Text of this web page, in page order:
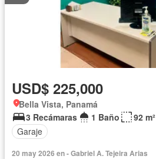
USD$ 225,000
Bella Vista, Panamá
3 Recámaras
1 Baño
92 m²
Garaje
20 may 2026 en - Gabriel A. Tejeira Arias